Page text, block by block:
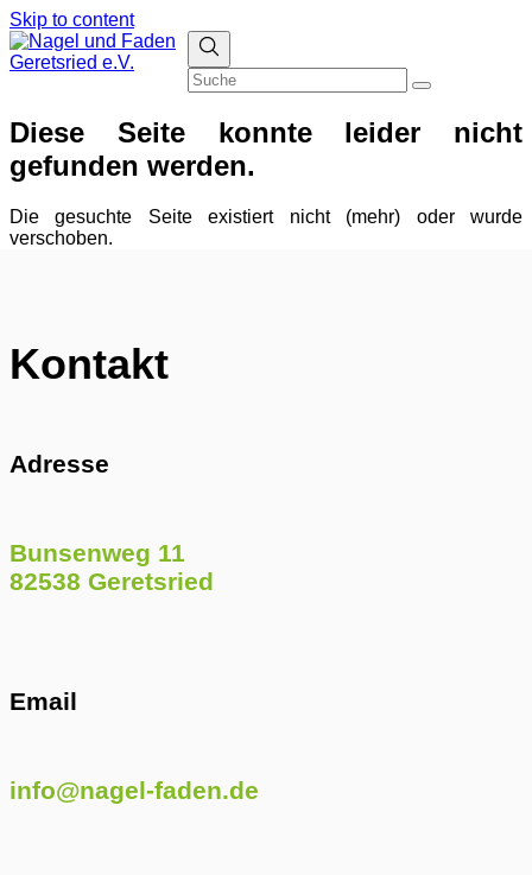
Skip to content
Facebook
Instagram
Suche
Senden
Diese Seite konnte leider nicht
gefunden werden.
Die gesuchte Seite existiert nicht (mehr) oder wurde
verschoben.
Kontakt
Adresse
Bunsenweg 11
82538 Geretsried
Email
info@nagel-faden.de